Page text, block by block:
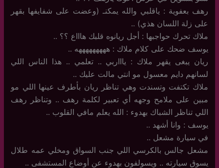
رهف بعفوية : ياقلبي والله يمكنـ (وعضت على شفايفها بقهر
على زلة اللسان هذي) ..
ملاك تحرك حواجبها : أجل ريانوه قلبك هاااع ؟؟ ..
يوسف ضحك على كلام ملاك : هههههههههه ..
ريان يبغى يقهر ملاك : ياااربي .. تعلمي .. هذا الناس اللي
لسانهم دايم معسول مو انتي مالت عليك ..
ملاك تكتفت وتسندت وهي تناظر ريان بأطرف عينها اللي مو
مبين على ملامح وجهه أي تعبير لكلمة رهف .. وتناظر رهف
اللي تناظر الشباك بهدوء : الله يعلم مافي القلوب ..
يوسف : وانا أشهد ..
في سيارة مشعل ..
مشعل جالس بالكرسي اللي جنب السواق ومخلي عمه طلال
يسوق سيارته .. ويسولفون بهدوء عن أوضاع المستشفى ..